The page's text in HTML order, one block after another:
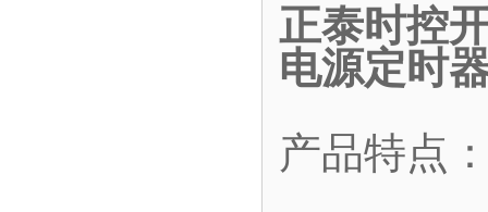
正泰时控
电源定时
产品特点